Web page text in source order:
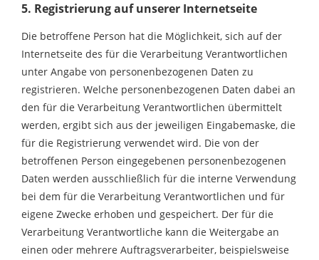
5. Registrierung auf unserer Internetseite
Die betroffene Person hat die Möglichkeit, sich auf der
Internetseite des für die Verarbeitung Verantwortlichen
unter Angabe von personenbezogenen Daten zu
registrieren. Welche personenbezogenen Daten dabei an
den für die Verarbeitung Verantwortlichen übermittelt
werden, ergibt sich aus der jeweiligen Eingabemaske, die
für die Registrierung verwendet wird. Die von der
betroffenen Person eingegebenen personenbezogenen
Daten werden ausschließlich für die interne Verwendung
bei dem für die Verarbeitung Verantwortlichen und für
eigene Zwecke erhoben und gespeichert. Der für die
Verarbeitung Verantwortliche kann die Weitergabe an
einen oder mehrere Auftragsverarbeiter, beispielsweise